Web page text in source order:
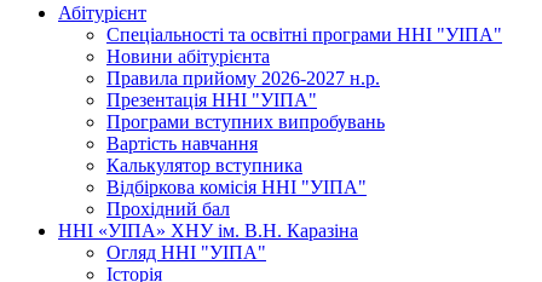
Абітурієнт
Спеціальності та освітні програми ННІ "УІПА"
Новини абітурієнта
Правила прийому 2026-2027 н.р.
Презентація ННІ "УІПА"
Програми вступних випробувань
Вартість навчання
Калькулятор вступника
Відбіркова комісія ННІ "УІПА"
Прохідний бал
ННІ «УІПА» ХНУ ім. В.Н. Каразіна
Огляд ННІ "УІПА"
Історія